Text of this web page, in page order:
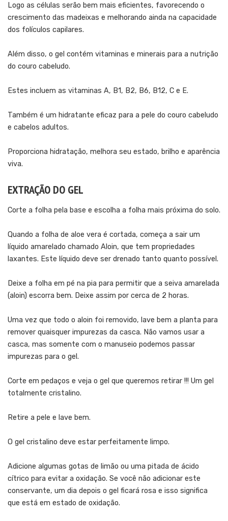
Logo as células serão bem mais eficientes, favorecendo o
crescimento das madeixas e melhorando ainda na capacidade
dos folículos capilares.
Além disso, o gel contém vitaminas e minerais para a nutrição
do couro cabeludo.
Estes incluem as vitaminas A, B1, B2, B6, B12, C e E.
Também é um hidratante eficaz para a pele do couro cabeludo
e cabelos adultos.
Proporciona hidratação, melhora seu estado, brilho e aparência
viva.
EXTRAÇÃO DO GEL
Corte a folha pela base e escolha a folha mais próxima do solo.
Quando a folha de aloe vera é cortada, começa a sair um
líquido amarelado chamado Aloin, que tem propriedades
laxantes. Este líquido deve ser drenado tanto quanto possível.
Deixe a folha em pé na pia para permitir que a seiva amarelada
(aloin) escorra bem. Deixe assim por cerca de 2 horas.
Uma vez que todo o aloin foi removido, lave bem a planta para
remover quaisquer impurezas da casca. Não vamos usar a
casca, mas somente com o manuseio podemos passar
impurezas para o gel.
Corte em pedaços e veja o gel que queremos retirar !!! Um gel
totalmente cristalino.
Retire a pele e lave bem.
O gel cristalino deve estar perfeitamente limpo.
Adicione algumas gotas de limão ou uma pitada de ácido
cítrico para evitar a oxidação. Se você não adicionar este
conservante, um dia depois o gel ficará rosa e isso significa
que está em estado de oxidação.